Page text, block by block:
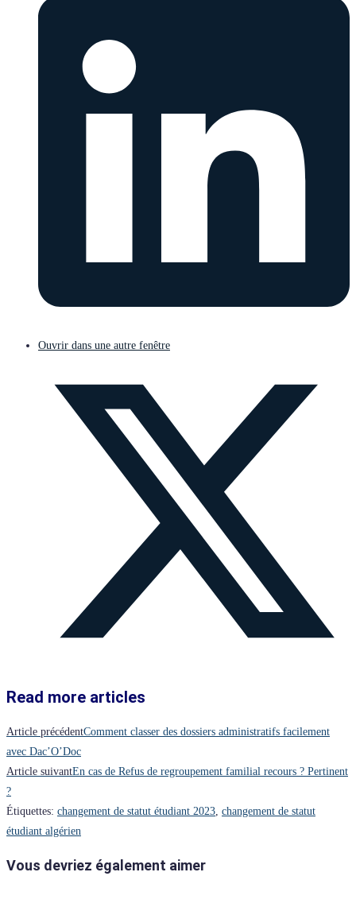
Ouvrir dans une autre fenêtre
Read more articles
Article précédentComment classer des dossiers administratifs facilement
avec Dac’O’Doc
Article suivantEn cas de Refus de regroupement familial recours ? Pertinent
?
Étiquettes: changement de statut étudiant 2023, changement de statut
étudiant algérien
Vous devriez également aimer